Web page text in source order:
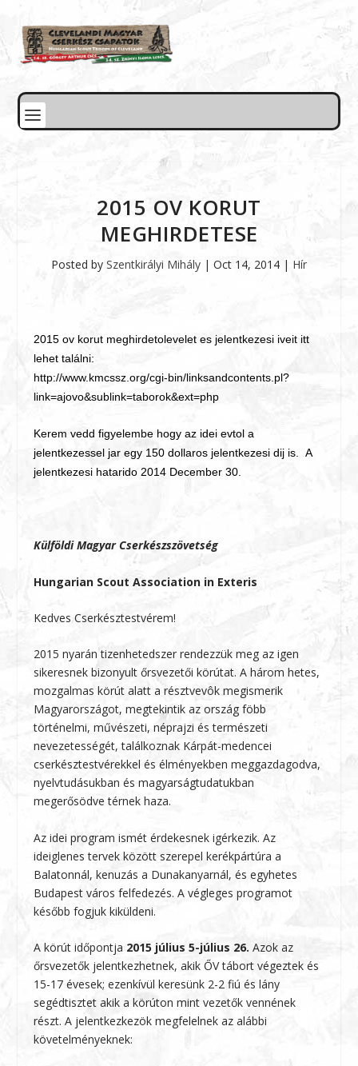
2015 OV KORUT
MEGHIRDETESE
Posted by Szentkirályi Mihály | Oct 14, 2014 | Hír
2015 ov korut meghirdetolevelet es jelentkezesi iveit itt
lehet találni:
http://www.kmcssz.org/cgi-bin/linksandcontents.pl?
link=ajovo&sublink=taborok&ext=php
Kerem vedd figyelembe hogy az idei evtol a
jelentkezessel jar egy 150 dollaros jelentkezesi dij is. A
jelentkezesi hatarido 2014 December 30.
Külföldi Magyar Cserkészszövetség
Hungarian Scout Association in Exteris
Kedves Cserkésztestvérem!
2015 nyarán tizenhetedszer rendezzük meg az igen
sikeresnek bizonyult őrsvezetői körútat. A három hetes,
mozgalmas körút alatt a résztvevôk megismerik
Magyarországot, megtekintik az ország föbb
történelmi, művészeti, néprajzi és természeti
nevezetességét, találkoznak Kárpát-medencei
cserkésztestvérekkel és élményekben meggazdagodva,
nyelvtudásukban és magyarságtudatukban
megerősödve térnek haza.
Az idei program ismét érdekesnek igérkezik. Az
ideiglenes tervek között szerepel kerékpártúra a
Balatonnál, kenuzás a Dunakanyarnál, és egyhetes
Budapest város felfedezés. A végleges programot
később fogjuk kiküldeni.
A körút időpontja 2015 július 5-július 26.Azok az
őrsvezetők jelentkezhetnek, akik ŐV tábort végeztek és
15-17 évesek; ezenkívül keresünk 2-2 fiú és lány
segédtisztet akik a körúton mint vezetők vennének
részt. A jelentkezkezök megfelelnek az alábbi
követelményeknek: